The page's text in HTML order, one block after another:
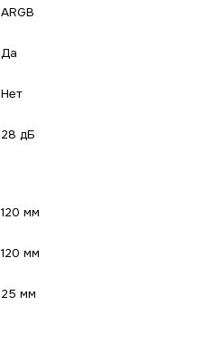
ARGB
Да
Нет
28 дБ
120 мм
120 мм
25 мм